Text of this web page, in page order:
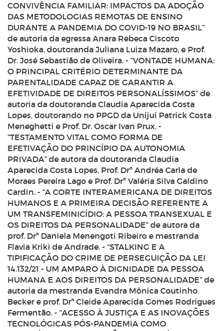
CONVIVÊNCIA FAMILIAR: IMPACTOS DA ADOÇÃO
DAS METODOLOGIAS REMOTAS DE ENSINO
DURANTE A PANDEMIA DO COVID-19 NO BRASIL”
de autoria da egressa Anara Rebeca Ciscoto
Yoshioka, doutoranda Juliana Luiza Mazaro, e Prof.
Dr. José Sebastião de Oliveira. - “VONTADE HUMANA:
O PRINCIPAL CRITÉRIO DETERMINANTE DA
PARENTALIDADE CAPAZ DE GARANTIR A
EFETIVIDADE DE DIREITOS PERSONALÍSSIMOS” de
autoria da doutoranda Claudia Aparecida Costa
Lopes, doutorando no PPGD da Unijuí Patrick Costa
Meneghetti e Prof. Dr. Oscar Ivan Prux. -
“TESTAMENTO VITAL COMO FORMA DE
EFETIVAÇÃO DO PRINCÍPIO DA AUTONOMIA
PRIVADA” de autora da doutoranda Claudia
Aparecida Costa Lopes, Prof. Drª Andréa Carla de
Moraes Pereira Lago e Prof. Drª Valéria Silva Galdino
Cardin. - “A CORTE INTERAMERICANA DE DIREITOS
HUMANOS E A PRIMEIRA DECISÃO REFERENTE A
UM TRANSFEMINICÍDIO: A PESSOA TRANSEXUAL E
OS DIREITOS DA PERSONALIDADE” de autora da
prof. Drª Daniela Menengoti Ribeiro e mestranda
Flavia Kriki de Andrade. - “STALKING E A
TIPIFICAÇÃO DO CRIME DE PERSEGUIÇÃO DA LEI
14.132/21 - UM AMPARO À DIGNIDADE DA PESSOA
HUMANA E AOS DIREITOS DA PERSONALIDADE” de
autoria da mestranda Evandra Mônica Coutinho
Becker e prof. Drª Cleide Aparecida Gomes Rodrigues
Fermentão. - “ACESSO À JUSTIÇA E AS INOVAÇÕES
TECNOLÓGICAS PÓS-PANDEMIA COMO